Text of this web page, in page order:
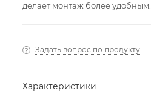
делает монтаж более удобным.
Задать вопрос по продукту
Характеристики